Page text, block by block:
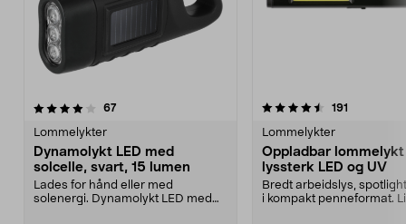
67anmeldelser
Lommelykter
Dynamolykt LED med
solcelle, svart, 15 lumen
Lades for hånd eller med
solenergi. Dynamolykt LED med
4.5 av 5 stjerner 191
Lommelykter
Oppladbar
lyssterk LED og UV
Bredt arbeidslys,
i kompakt penneformat.
4.5 av 5 stjerner